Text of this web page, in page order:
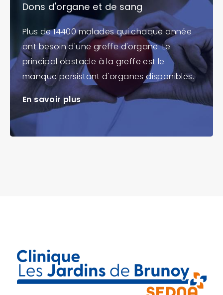
Dons d'organe et de sang
Plus de 14400 malades qui chaque année
ont besoin d'une greffe d'organe. Le
principal obstacle à la greffe est le
manque persistant d'organes disponibles.
En savoir plus